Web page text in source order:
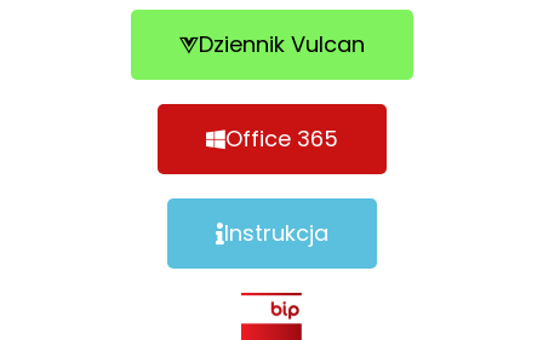
Dziennik Vulcan
Office 365
Instrukcja